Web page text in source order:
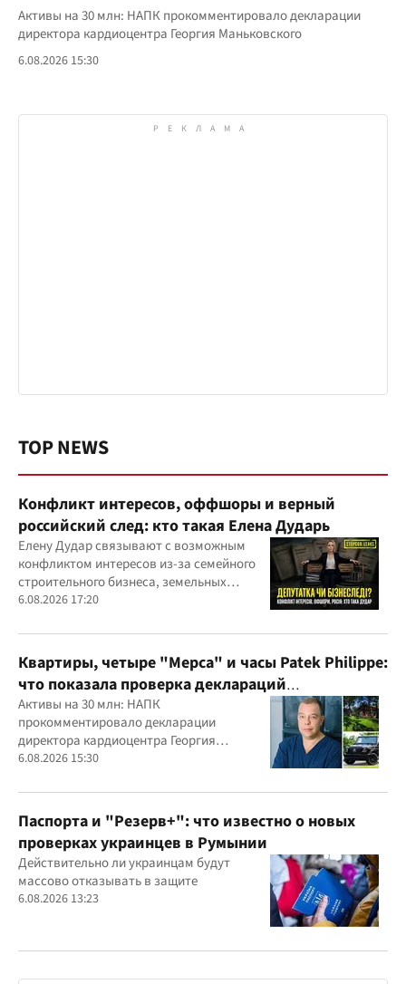
Активы на 30 млн: НАПК прокомментировало декларации
директора кардиоцентра Георгия Маньковского
6.08.2026 15:30
TOP NEWS
Конфликт интересов, оффшоры и верный
российский след: кто такая Елена Дударь
Елену Дудар связывают с возможным
конфликтом интересов из-за семейного
строительного бизнеса, земельных
скандалов, судебных дел
6.08.2026 17:20
Квартиры, четыре "Мерса" и часы Patek Philippe:
что показала проверка деклараций
руководителя детского кардиоцентра
Маньковского и что говорит НАПК?
Активы на 30 млн: НАПК
прокомментировало декларации
директора кардиоцентра Георгия
Маньковского
6.08.2026 15:30
Паспорта и "Резерв+": что известно о новых
проверках украинцев в Румынии
Действительно ли украинцам будут
массово отказывать в защите
6.08.2026 13:23